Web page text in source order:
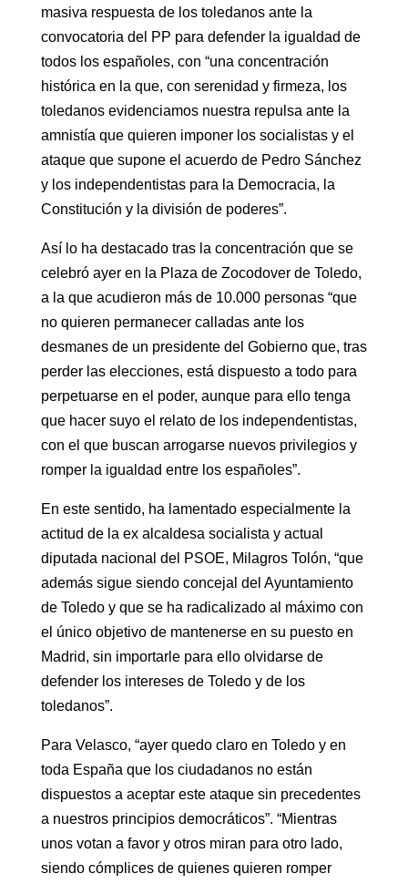
masiva respuesta de los toledanos ante la
convocatoria del PP para defender la igualdad de
todos los españoles, con “una concentración
histórica en la que, con serenidad y firmeza, los
toledanos evidenciamos nuestra repulsa ante la
amnistía que quieren imponer los socialistas y el
ataque que supone el acuerdo de Pedro Sánchez
y los independentistas para la Democracia, la
Constitución y la división de poderes”.
Así lo ha destacado tras la concentración que se
celebró ayer en la Plaza de Zocodover de Toledo,
a la que acudieron más de 10.000 personas “que
no quieren permanecer calladas ante los
desmanes de un presidente del Gobierno que, tras
perder las elecciones, está dispuesto a todo para
perpetuarse en el poder, aunque para ello tenga
que hacer suyo el relato de los independentistas,
con el que buscan arrogarse nuevos privilegios y
romper la igualdad entre los españoles”.
En este sentido, ha lamentado especialmente la
actitud de la ex alcaldesa socialista y actual
diputada nacional del PSOE, Milagros Tolón, “que
además sigue siendo concejal del Ayuntamiento
de Toledo y que se ha radicalizado al máximo con
el único objetivo de mantenerse en su puesto en
Madrid, sin importarle para ello olvidarse de
defender los intereses de Toledo y de los
toledanos”.
Para Velasco, “ayer quedo claro en Toledo y en
toda España que los ciudadanos no están
dispuestos a aceptar este ataque sin precedentes
a nuestros principios democráticos”. “Mientras
unos votan a favor y otros miran para otro lado,
siendo cómplices de quienes quieren romper